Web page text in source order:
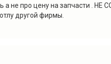
а не про цену на запчасти .
другой фирмы.